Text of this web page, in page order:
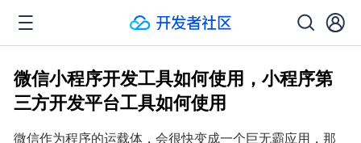
微信小程序开发工具如何使用，小程序第
三方开发平台工具如何使用
微信作为程序的运载体，会很快变成一个巨无霸应用，那